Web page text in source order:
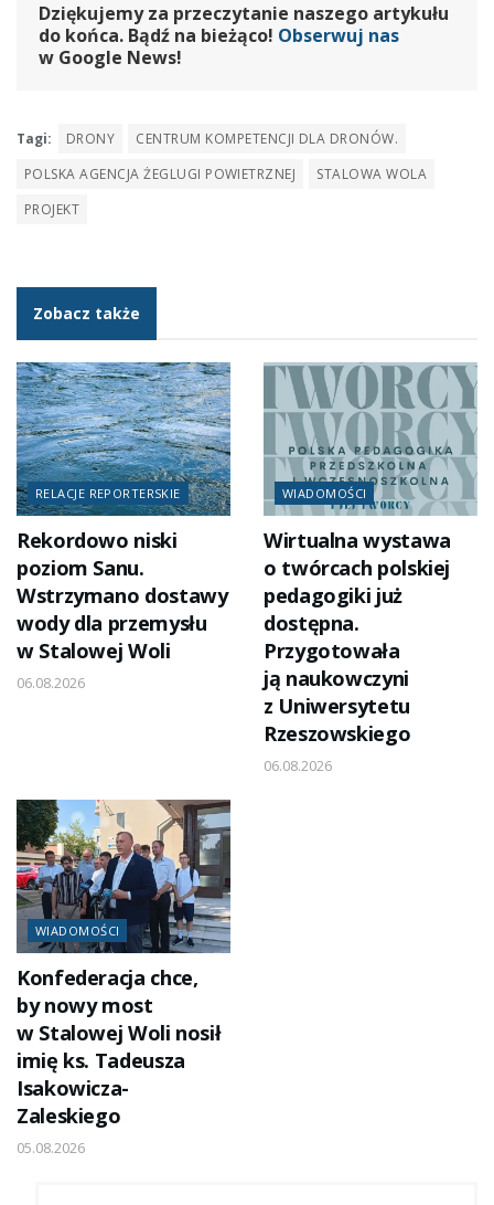
Dziękujemy za przeczytanie naszego artykułu
do końca. Bądź na bieżąco! Obserwuj nas
w Google News!
Tagi: DRONY
CENTRUM KOMPETENCJI DLA DRONÓW.
POLSKA AGENCJA ŻEGLUGI POWIETRZNEJ
STALOWA WOLA
PROJEKT
Zobacz także
RELACJE REPORTERSKIE
Rekordowo niski
poziom Sanu.
Wstrzymano dostawy
wody dla przemysłu
w Stalowej Woli
06.08.2026
WIADOMOŚCI
Wirtualna wystawa
o twórcach polskiej
pedagogiki już
dostępna.
Przygotowała
ją naukowczyni
z Uniwersytetu
Rzeszowskiego
06.08.2026
WIADOMOŚCI
Konfederacja chce,
by nowy most
w Stalowej Woli nosił
imię ks. Tadeusza
Isakowicza-
Zaleskiego
05.08.2026